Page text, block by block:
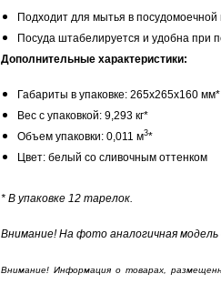
Подходит для мытья в
Посуда штабелируется и удобна при
Дополнительные характеристики:
Габариты в упаковке: 265x265x160 мм*
Вес с упаковкой: 9,293 кг*
Объем упаковки: 0,011 м3*
Цвет: белый со сливочным оттенком
* В упаковке 12 тарелок.
Внимание! На фото аналогичная модель
Внимание! Информация о товарах,